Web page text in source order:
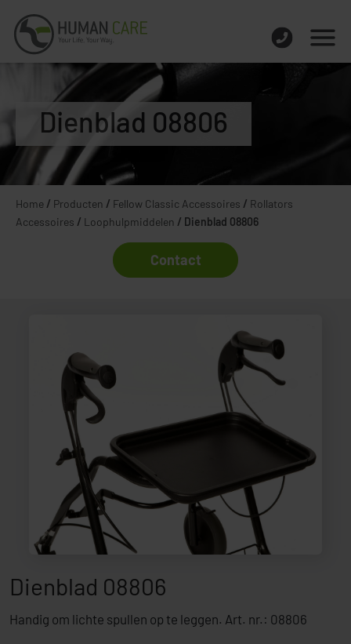
Dienblad 08806
Home / Producten / Fellow Classic Accessoires / Rollators
Accessoires / Loophulpmiddelen / Dienblad 08806
Contact
Dienblad 08806
Handig om lichte spullen op te leggen. Art. nr.: 08806